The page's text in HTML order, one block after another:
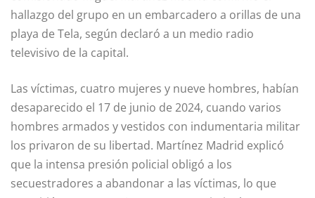
hallazgo del grupo en un embarcadero a orillas de una
playa de Tela, según declaró a un medio radio
televisivo de la capital.
Las víctimas, cuatro mujeres y nueve hombres, habían
desaparecido el 17 de junio de 2024, cuando varios
hombres armados y vestidos con indumentaria militar
los privaron de su libertad. Martínez Madrid explicó
que la intensa presión policial obligó a los
secuestradores a abandonar a las víctimas, lo que